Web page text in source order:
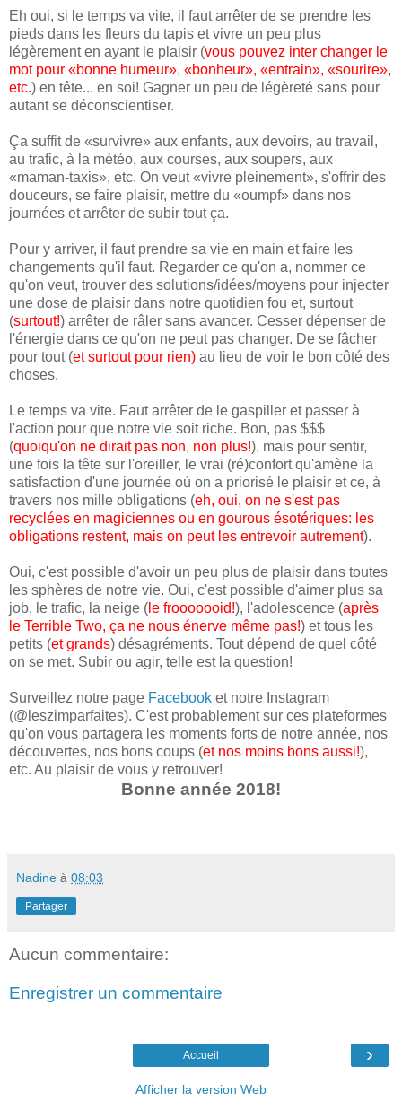
Eh oui, si le temps va vite, il faut arrêter de se prendre les
pieds dans les fleurs du tapis et vivre un peu plus
légèrement en ayant le plaisir (vous pouvez inter changer le
mot pour «bonne humeur», «bonheur», «entrain», «sourire»,
etc.) en tête... en soi! Gagner un peu de légèreté sans pour
autant se déconscientiser.
Ça suffit de «survivre» aux enfants, aux devoirs, au travail,
au trafic, à la météo, aux courses, aux soupers, aux
«maman-taxis», etc. On veut «vivre pleinement», s'offrir des
douceurs, se faire plaisir, mettre du «oumpf» dans nos
journées et arrêter de subir tout ça.
Pour y arriver, il faut prendre sa vie en main et faire les
changements qu'il faut. Regarder ce qu'on a, nommer ce
qu'on veut, trouver des solutions/idées/moyens pour injecter
une dose de plaisir dans notre quotidien fou et, surtout
(surtout!) arrêter de râler sans avancer. Cesser dépenser de
l'énergie dans ce qu'on ne peut pas changer. De se fâcher
pour tout (et surtout pour rien) au lieu de voir le bon côté des
choses.
Le temps va vite. Faut arrêter de le gaspiller et passer à
l'action pour que notre vie soit riche. Bon, pas $$$
(quoiqu'on ne dirait pas non, non plus!), mais pour sentir,
une fois la tête sur l'oreiller, le vrai (ré)confort qu'amène la
satisfaction d'une journée où on a priorisé le plaisir et ce, à
travers nos mille obligations (eh, oui, on ne s'est pas
recyclées en magiciennes ou en gourous ésotériques: les
obligations restent, mais on peut les entrevoir autrement).
Oui, c'est possible d'avoir un peu plus de plaisir dans toutes
les sphères de notre vie. Oui, c'est possible d'aimer plus sa
job, le trafic, la neige ( le frooooooid!), l'adolescence (après
le Terrible Two, ça ne nous énerve même pas!) et tous les
petits (et grands) désagréments. Tout dépend de quel côté
on se met. Subir ou agir, telle est la question!
Surveillez notre page Facebook et notre Instagram
(@leszimparfaites). C'est probablement sur ces plateformes
qu'on vous partagera les moments forts de notre année, nos
découvertes, nos bons coups (et nos moins bons aussi!),
etc. Au plaisir de vous y retrouver!
Bonne année 2018!
Nadine à 08:03
Partager
Aucun commentaire:
Enregistrer un commentaire
›
Accueil
Afficher la version Web